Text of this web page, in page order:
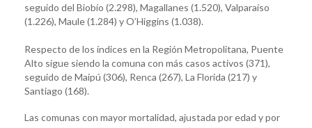
seguido del Biobío (2.298), Magallanes (1.520), Valparaíso
(1.226), Maule (1.284) y O’Higgins (1.038).
Respecto de los índices en la Región Metropolitana, Puente
Alto sigue siendo la comuna con más casos activos (371),
seguido de Maipú (306), Renca (267), La Florida (217) y
Santiago (168).
Las comunas con mayor mortalidad, ajustada por edad y por